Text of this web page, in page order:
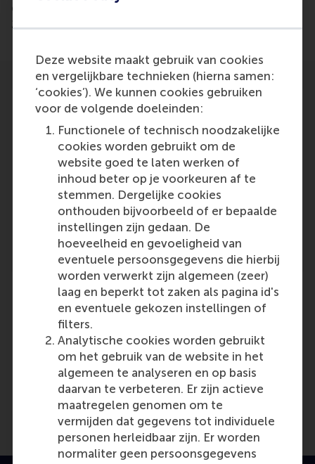
Deze website maakt gebruik van cookies
en vergelijkbare technieken (hierna samen:
‘cookies’). We kunnen cookies gebruiken
voor de volgende doeleinden:
Functionele of technisch noodzakelijke
cookies worden gebruikt om de
website goed te laten werken of
inhoud beter op je voorkeuren af te
stemmen. Dergelijke cookies
onthouden bijvoorbeeld of er bepaalde
instellingen zijn gedaan. De
hoeveelheid en gevoeligheid van
eventuele persoonsgegevens die hierbij
worden verwerkt zijn algemeen (zeer)
laag en beperkt tot zaken als pagina id's
en eventuele gekozen instellingen of
filters.
Analytische cookies worden gebruikt
om het gebruik van de website in het
algemeen te analyseren en op basis
daarvan te verbeteren. Er zijn actieve
maatregelen genomen om te
vermijden dat gegevens tot individuele
personen herleidbaar zijn. Er worden
normaliter geen persoonsgegevens
de Vijver, have won the Henkel Innnovation Contest
2009.
Participants
M. Schuerman, S. Attiogbe, and W. van de
Vijver
Role: Student
Reference type: Featured
Media Outlets
Marketing Tribune(Scientific or industry
journal)